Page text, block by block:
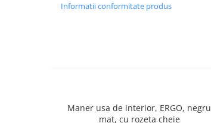
Informatii conformitate produs
Maner usa de interior, ERGO, negru
mat, cu rozeta cheie